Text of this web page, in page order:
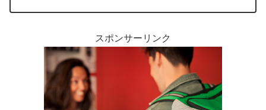
スポンサーリンク